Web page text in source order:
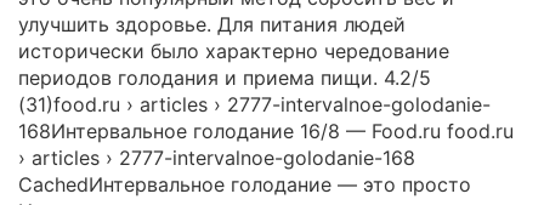
улучшить здоровье. Для питания людей
исторически было характерно чередование
периодов голодания и приема пищи. 4.2/5
(31)food.ru › articles › 2777-intervalnoe-golodanie-
168Интервальное голодание 16/8 — Food.ru food.ru
› articles › 2777-intervalnoe-golodanie-168
CachedИнтервальное голодание — это просто